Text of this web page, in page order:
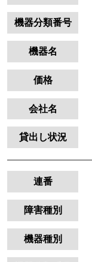
機器分類番号
機器名
価格
会社名
貸出し状況
連番
障害種別
機器種別